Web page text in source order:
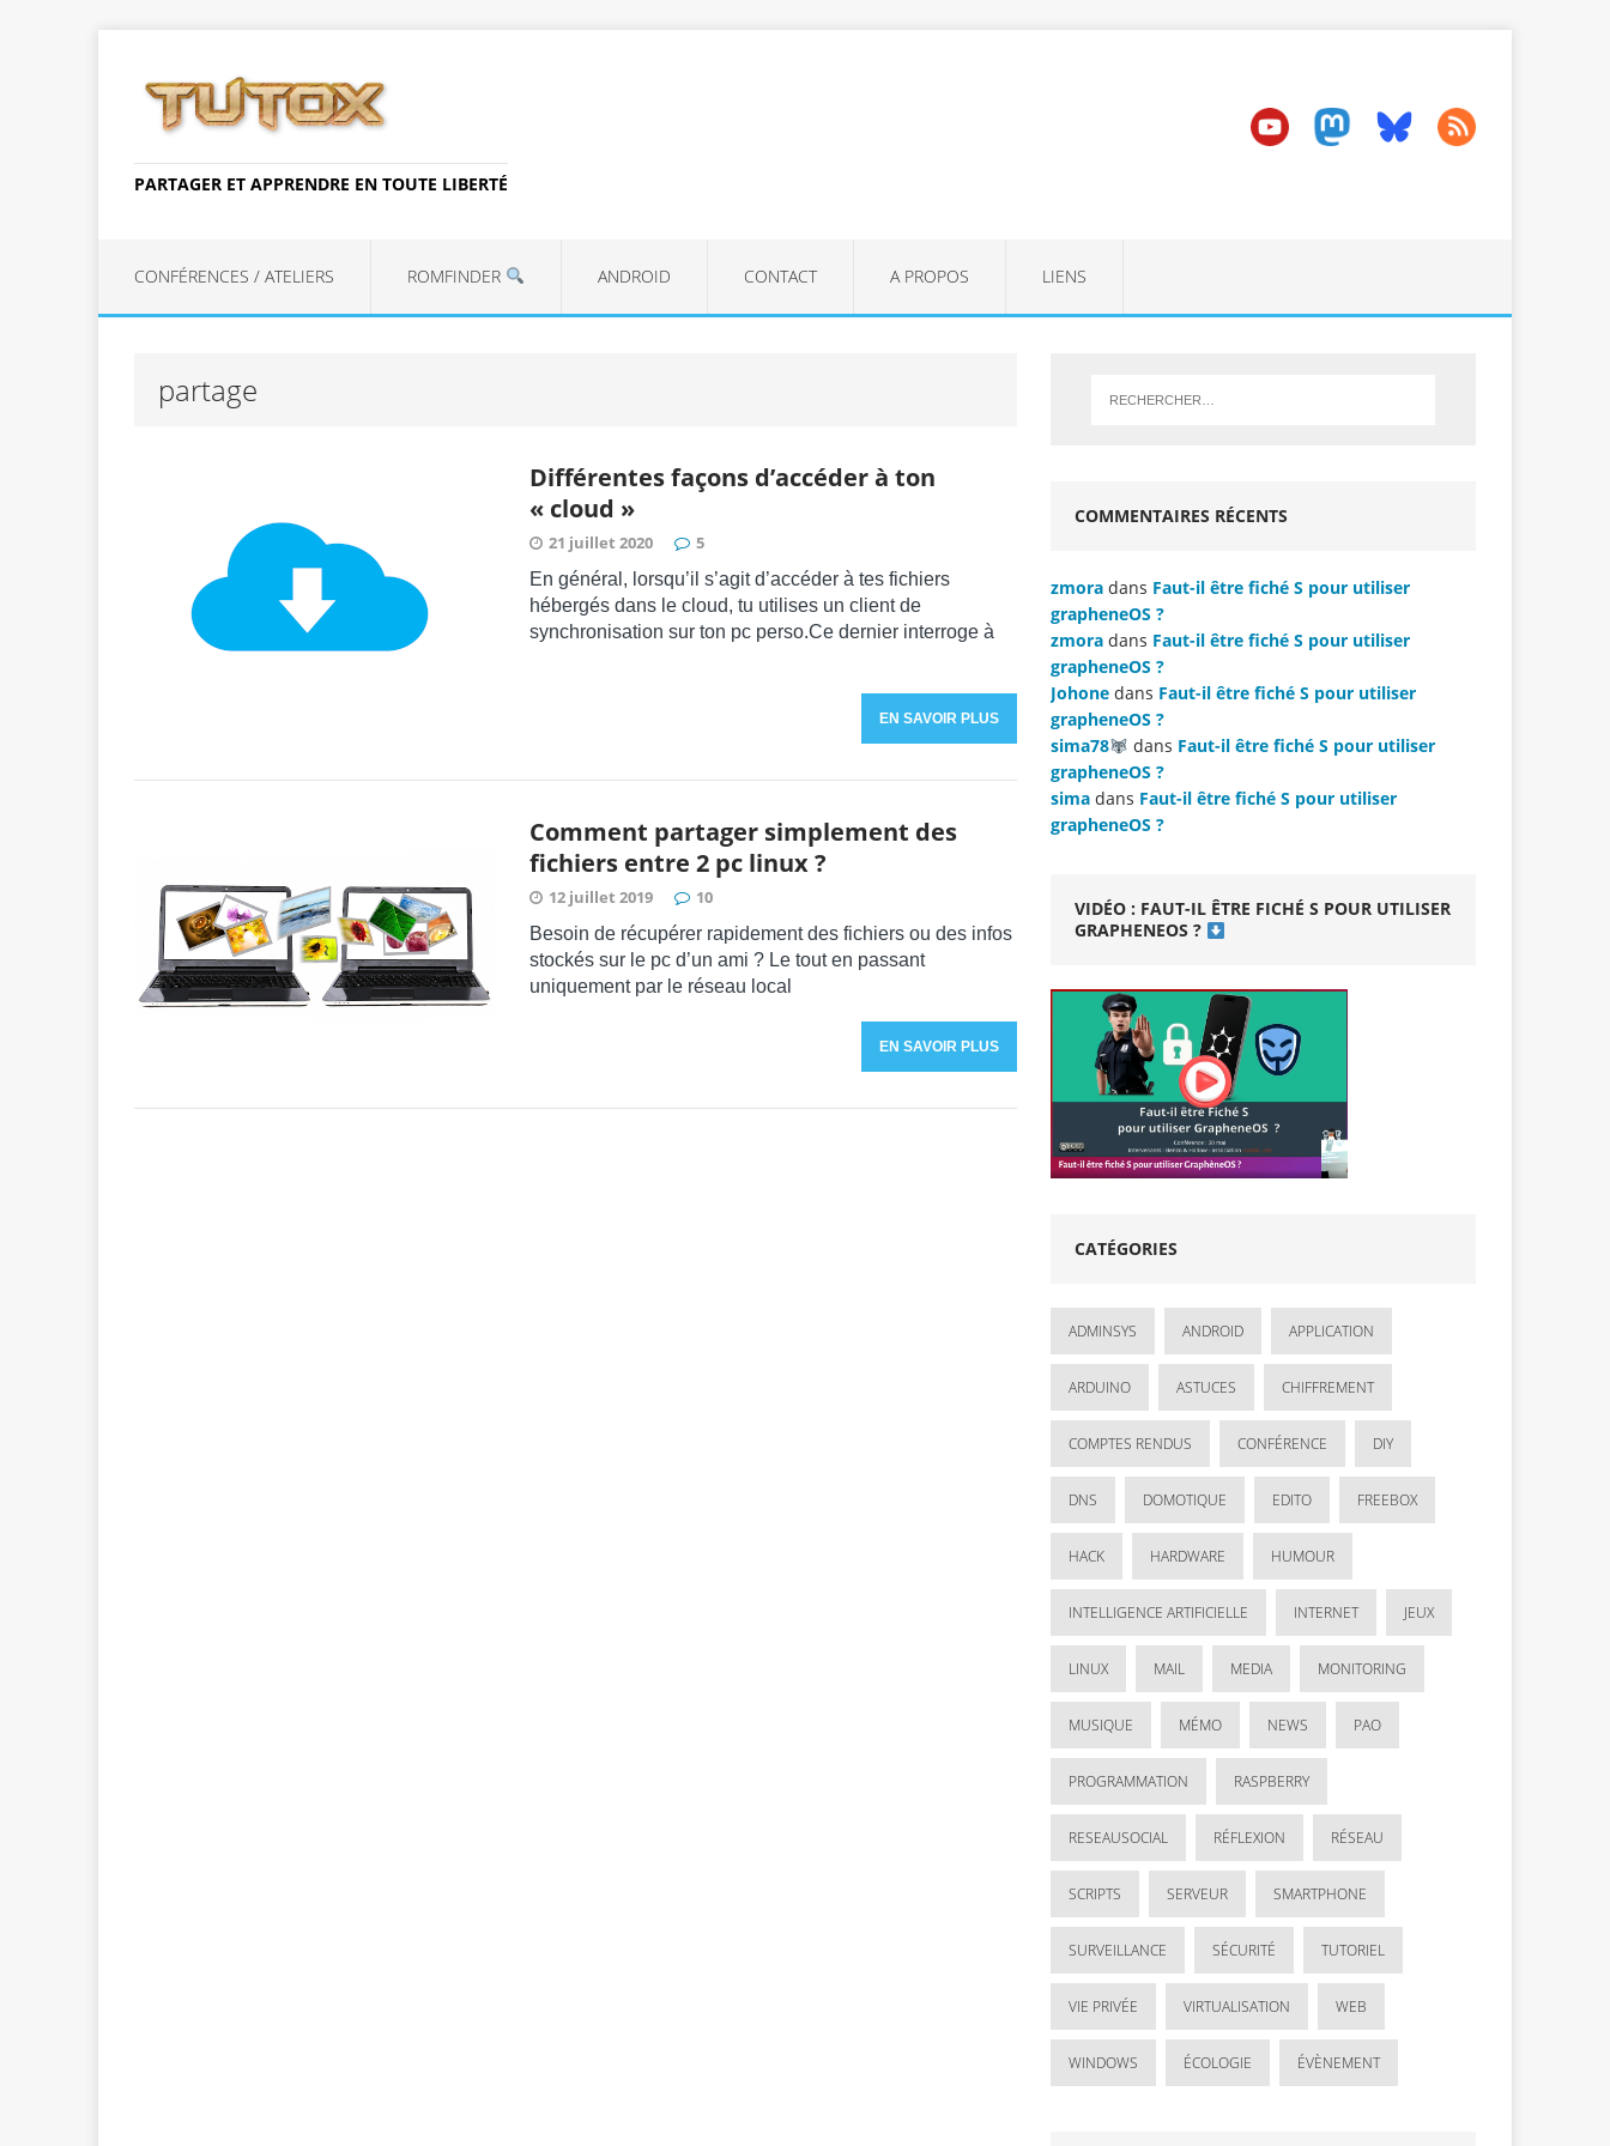
PARTAGER ET APPRENDRE EN TOUTE LIBERTÉ
CONFÉRENCES / ATELIERS ROMFINDER ANDROID CONTACT A PROPOS LIENS
partage
Différentes façons d’accéder à ton
« cloud »
21 juillet 2020 5
En général, lorsqu’il s’agit d’accéder à tes fichiers
hébergés dans le cloud, tu utilises un client de
synchronisation sur ton pc perso.Ce dernier interroge à
EN SAVOIR PLUS
Comment partager simplement des
fichiers entre 2 pc linux ?
12 juillet 2019 10
Besoin de récupérer rapidement des fichiers ou des infos
stockés sur le pc d’un ami ? Le tout en passant
uniquement par le réseau local
EN SAVOIR PLUS
COMMENTAIRES RÉCENTS
zmora dans Faut-il être fiché S pour utiliser
grapheneOS ?
zmora dans Faut-il être fiché S pour utiliser
grapheneOS ?
Johone dans Faut-il être fiché S pour utiliser
grapheneOS ?
sima78
dans Faut-il être fiché S pour utiliser
grapheneOS ?
sima dans Faut-il être fiché S pour utiliser
grapheneOS ?
VIDÉO : FAUT-IL ÊTRE FICHÉ S POUR UTILISER
GRAPHENEOS ?
CATÉGORIES
ADMINSYS ANDROID APPLICATION
ARDUINO ASTUCES CHIFFREMENT
COMPTES RENDUS CONFÉRENCE DIY
DNS DOMOTIQUE EDITO FREEBOX
HACK HARDWARE HUMOUR
INTELLIGENCE ARTIFICIELLE INTERNET JEUX
LINUX MAIL MEDIA MONITORING
MUSIQUE MÉMO NEWS PAO
PROGRAMMATION RASPBERRY
RESEAUSOCIAL RÉFLEXION RÉSEAU
SCRIPTS SERVEUR SMARTPHONE
SURVEILLANCE SÉCURITÉ TUTORIEL
VIE PRIVÉE VIRTUALISATION WEB
WINDOWS ÉCOLOGIE ÉVÈNEMENT